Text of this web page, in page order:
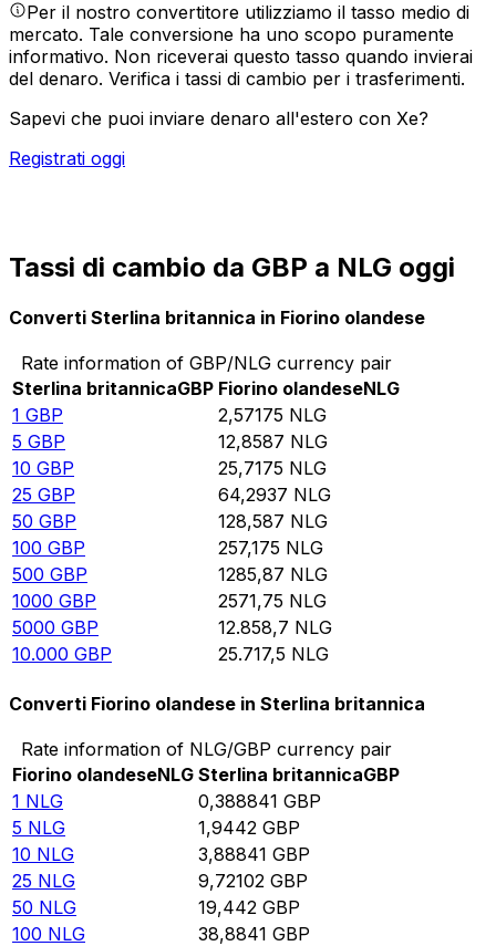
Per il nostro convertitore utilizziamo il tasso medio di
mercato. Tale conversione ha uno scopo puramente
informativo. Non riceverai questo tasso quando invierai
del denaro. Verifica i tassi di cambio per i trasferimenti.
Sapevi che puoi inviare denaro all'estero con Xe?
Registrati oggi
Tassi di cambio da GBP a NLG oggi
Converti Sterlina britannica in Fiorino olandese
Rate information of GBP/NLG currency pair
Sterlina britannicaGBP Fiorino olandeseNLG
1 GBP 2,57175 NLG
5 GBP 12,8587 NLG
10 GBP 25,7175 NLG
25 GBP 64,2937 NLG
50 GBP 128,587 NLG
100 GBP 257,175 NLG
500 GBP 1285,87 NLG
1000 GBP 2571,75 NLG
5000 GBP 12.858,7 NLG
10.000 GBP 25.717,5 NLG
Converti Fiorino olandese in Sterlina britannica
Rate information of NLG/GBP currency pair
Fiorino olandeseNLG Sterlina britannicaGBP
1 NLG 0,388841 GBP
5 NLG 1,9442 GBP
10 NLG 3,88841 GBP
25 NLG 9,72102 GBP
50 NLG 19,442 GBP
100 NLG 38,8841 GBP